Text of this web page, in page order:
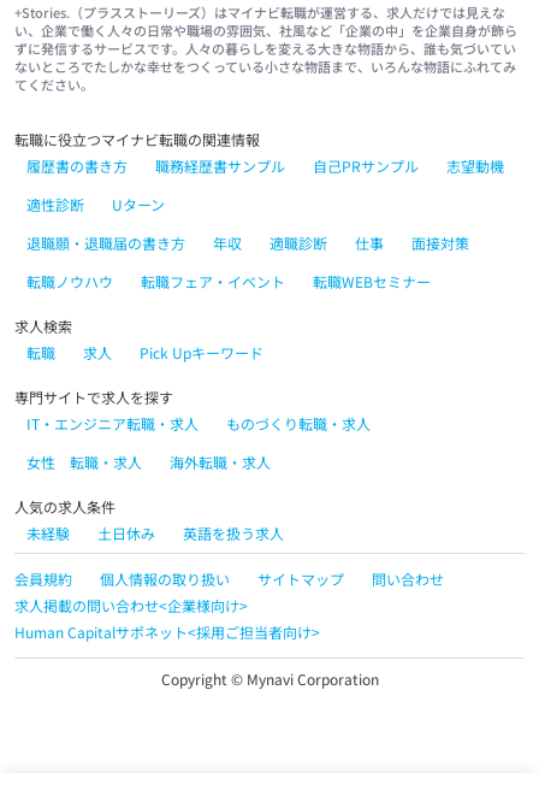
+Stories.（プラスストーリーズ）はマイナビ転職が運営する、求人だけでは見えな
い、企業で働く人々の日常や職場の雰囲気、社風など「企業の中」を企業自身が飾ら
ずに発信するサービスです。人々の暮らしを変える大きな物語から、誰も気づいてい
ないところでたしかな幸せをつくっている小さな物語まで、いろんな物語にふれてみ
てください。
転職に役立つマイナビ転職の関連情報
履歴書の書き方
職務経歴書サンプル 自己PRサンプル
志望動機
適性診断
Uターン
退職願・退職届の書き方
年収 適職診断 仕事
面接対策
転職ノウハウ
転職フェア・イベント 転職WEBセミナー
求人検索
転職
求人 Pick Upキーワード
専門サイトで求人を探す
IT・エンジニア転職・求人
ものづくり転職・求人
女性 転職・求人
海外転職・求人
人気の求人条件
未経験
土日休み 英語を扱う求人
会員規約 個人情報の取り扱い サイトマップ
問い合わせ
求人掲載の問い合わせ<企業様向け>
Human Capitalサポネット<採用ご担当者向け>
Copyright © Mynavi Corporation